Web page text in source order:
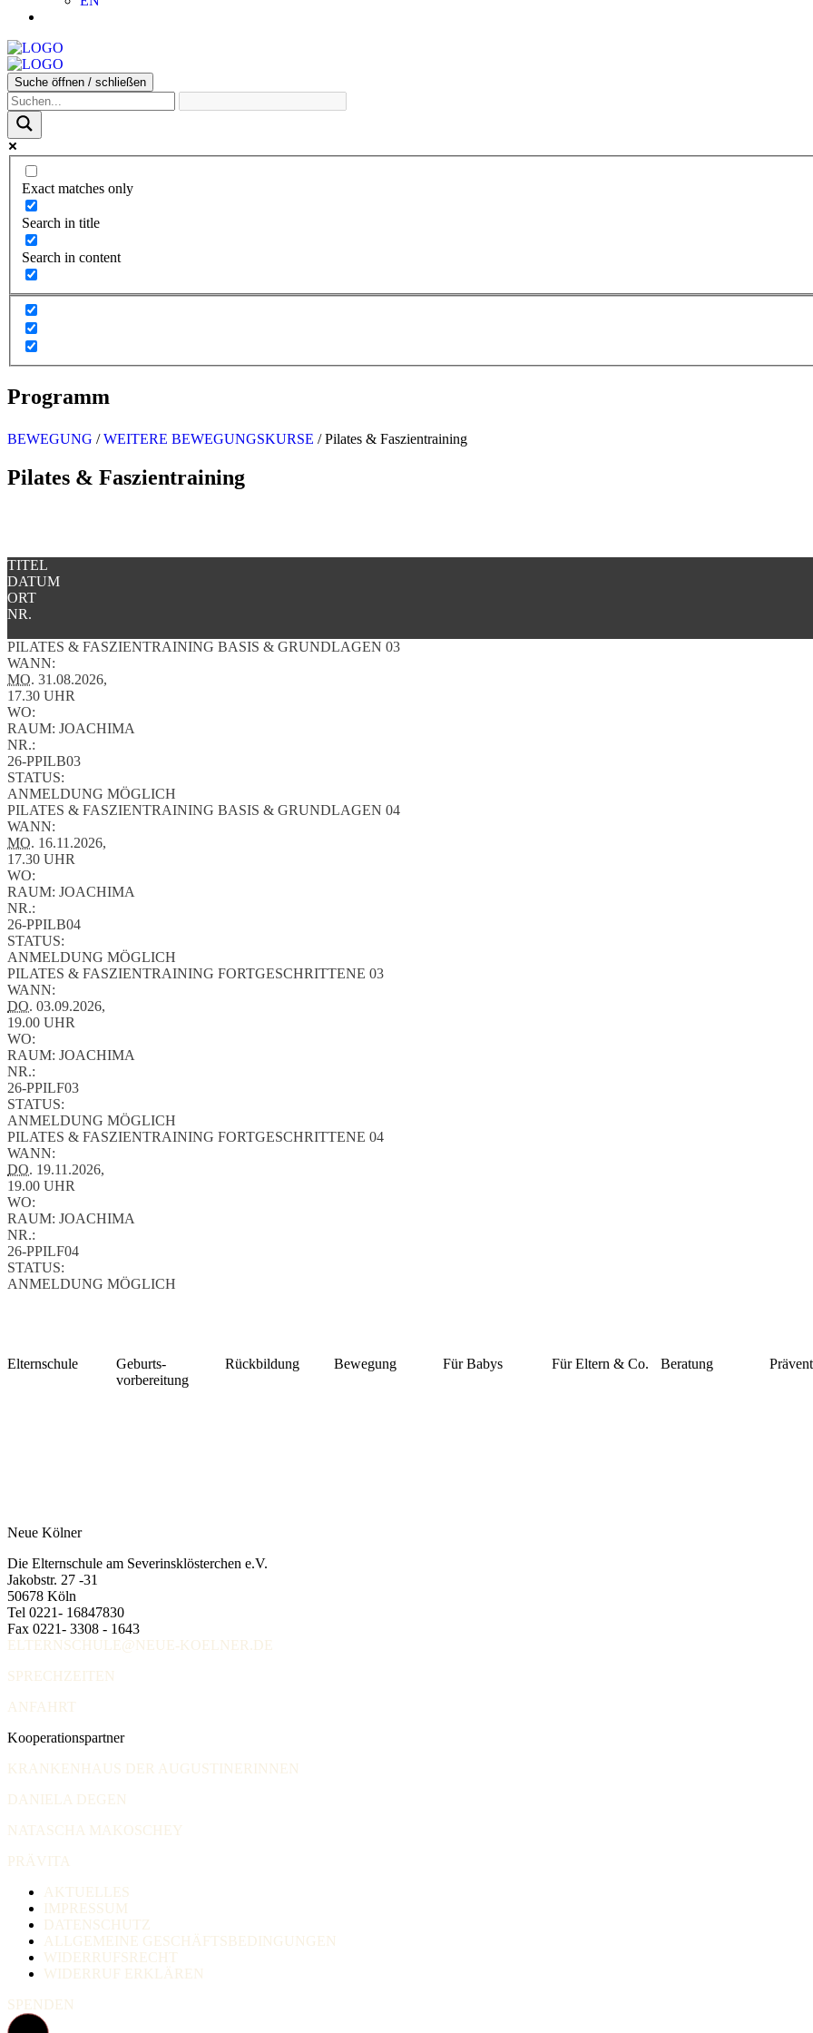
Suche öffnen / schließen
Exact matches only
Search in title
Search in content
Programm
BEWEGUNG /WEITERE BEWEGUNGSKURSE /Pilates & Faszientraining
Pilates & Faszientraining
TITEL
DATUM
ORT
NR.
PILATES & FASZIENTRAINING BASIS & GRUNDLAGEN 03
WANN:
MO. 31.08.2026,
17.30 UHR
WO:
RAUM: JOACHIMA
NR.:
26-PPILB03
STATUS:
ANMELDUNG MÖGLICH
PILATES & FASZIENTRAINING BASIS & GRUNDLAGEN 04
WANN:
MO. 16.11.2026,
17.30 UHR
WO:
RAUM: JOACHIMA
NR.:
26-PPILB04
STATUS:
ANMELDUNG MÖGLICH
PILATES & FASZIENTRAINING FORTGESCHRITTENE 03
WANN:
DO. 03.09.2026,
19.00 UHR
WO:
RAUM: JOACHIMA
NR.:
26-PPILF03
STATUS:
ANMELDUNG MÖGLICH
PILATES & FASZIENTRAINING FORTGESCHRITTENE 04
WANN:
DO. 19.11.2026,
19.00 UHR
WO:
RAUM: JOACHIMA
NR.:
26-PPILF04
STATUS:
ANMELDUNG MÖGLICH
Elternschule
Geburts-
vorbereitung
Rückbildung Bewegung Für Babys Für Eltern & Co. Beratung
Neue Kölner
Die Elternschule am Severinsklösterchen e.V.
Jakobstr. 27 -31
50678 Köln
Tel 0221- 16847830
Fax 0221- 3308 - 1643
ELTERNSCHULE@NEUE-KOELNER.DE
SPRECHZEITEN
ANFAHRT
Kooperationspartner
KRANKENHAUS DER AUGUSTINERINNEN
DANIELA DEGEN
NATASCHA MAKOSCHEY
PRÄVITA
AKTUELLES
IMPRESSUM
DATENSCHUTZ
ALLGEMEINE GESCHÄFTSBEDINGUNGEN
WIDERRUFSRECHT
WIDERRUF ERKLÄREN
SPENDEN